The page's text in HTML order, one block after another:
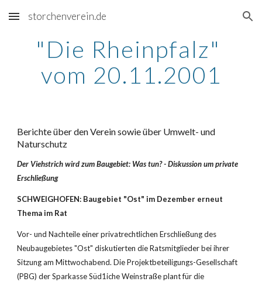
Skip to main content Skip to navigation
storchenverein.de
"Die Rheinpfalz"
vom 20.11.2001
Berichte über den Verein sowie über Umwelt- und
Naturschutz
Der Viehstrich wird zum Baugebiet: Was tun? - Diskussion um private
Erschließung
SCHWEIGHOFEN: Baugebiet "Ost" im Dezember erneut
Thema im Rat
Vor- und Nachteile einer privatrechtlichen Erschließung des
Neubaugebietes "Ost" diskutierten die Ratsmitglieder bei ihrer
Sitzung am Mittwochabend. Die Projektbeteiligungs-Gesellschaft
(PBG) der Sparkasse Süd1iche Weinstraße plant für die